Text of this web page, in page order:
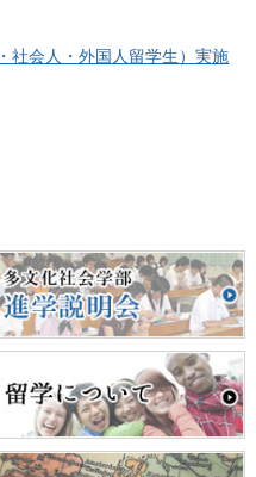
社会人・外国人留学生）実施